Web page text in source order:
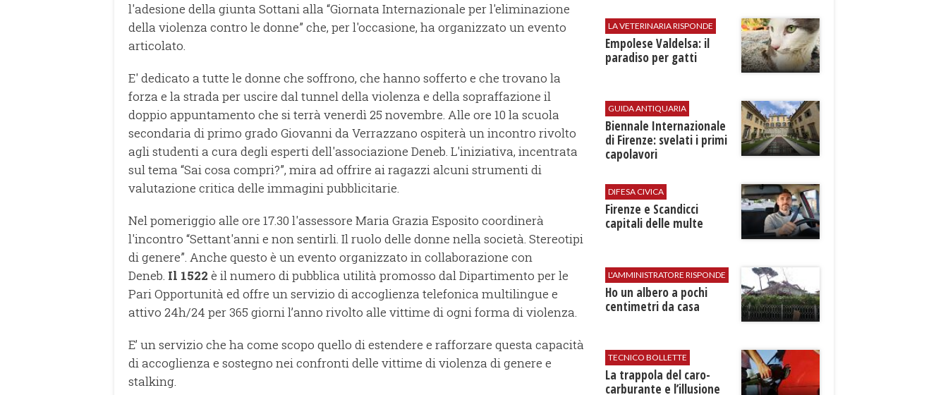
l'adesione della giunta Sottani alla “Giornata Internazionale per l'eliminazione
della violenza contro le donne” che, per l'occasione, ha organizzato un evento
articolato.
E' dedicato a tutte le donne che soffrono, che hanno sofferto e che trovano la
forza e la strada per uscire dal tunnel della violenza e della sopraffazione il
doppio appuntamento che si terrà venerdì 25 novembre. Alle ore 10 la scuola
secondaria di primo grado Giovanni da Verrazzano ospiterà un incontro rivolto
agli studenti a cura degli esperti dell'associazione Deneb. L'iniziativa, incentrata
sul tema “Sai cosa compri?”, mira ad offrire ai ragazzi alcuni strumenti di
valutazione critica delle immagini pubblicitarie.
Nel pomeriggio alle ore 17.30 l'assessore Maria Grazia Esposito coordinerà
l'incontro “Settant'anni e non sentirli. Il ruolo delle donne nella società. Stereotipi
di genere”. Anche questo è un evento organizzato in collaborazione con
Deneb. Il 1522 è il numero di pubblica utilità promosso dal Dipartimento per le
Pari Opportunità ed offre un servizio di accoglienza telefonica multilingue e
attivo 24h/24 per 365 giorni l’anno rivolto alle vittime di ogni forma di violenza.
E’ un servizio che ha come scopo quello di estendere e rafforzare questa capacità
di accoglienza e sostegno nei confronti delle vittime di violenza di genere e
stalking.
LA VETERINARIA RISPONDE
Empolese Valdelsa: il
paradiso per gatti
GUIDA ANTIQUARIA
Biennale Internazionale
di Firenze: svelati i primi
capolavori
DIFESA CIVICA
Firenze e Scandicci
capitali delle multe
L'AMMINISTRATORE RISPONDE
Ho un albero a pochi
centimetri da casa
TECNICO BOLLETTE
​La trappola del caro-
carburante e l’illusione